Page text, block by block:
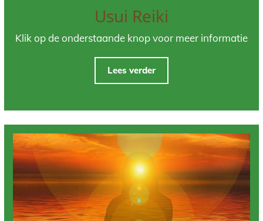
Usui Reiki
Klik op de onderstaande knop voor meer informatie
Lees verder